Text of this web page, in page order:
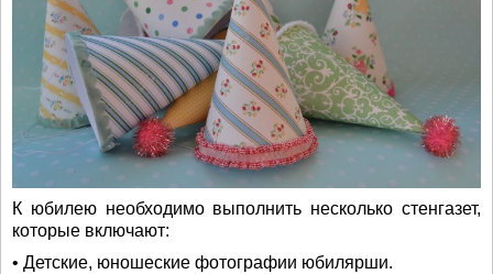
К юбилею необходимо выполнить несколько стенгазет,
которые включают:
• Детские, юношеские фотографии юбилярши.